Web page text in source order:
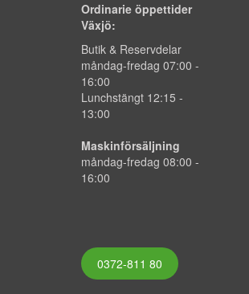
Ordinarie öppettider
Växjö:
Butik & Reservdelar
måndag-fredag 07:00 -
16:00
Lunchstängt 12:15 -
13:00
Maskinförsäljning
måndag-fredag 08:00 -
16:00
0372-811 80